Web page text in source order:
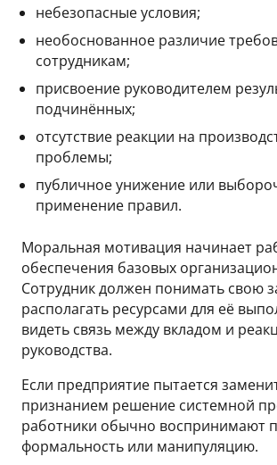
небезопасные условия;
необоснованное различие
сотрудникам;
присвоение руководителем
подчинённых;
отсутствие реакции на
проблемы;
публичное унижение или
применение правил.
Моральная мотивация начинает
обеспечения базовых
Сотрудник должен понимать свою
располагать ресурсами для её
видеть связь между вкладом и
руководства.
Если предприятие пытается
признанием решение системной
работники обычно воспринимают
формальность или манипуляцию.